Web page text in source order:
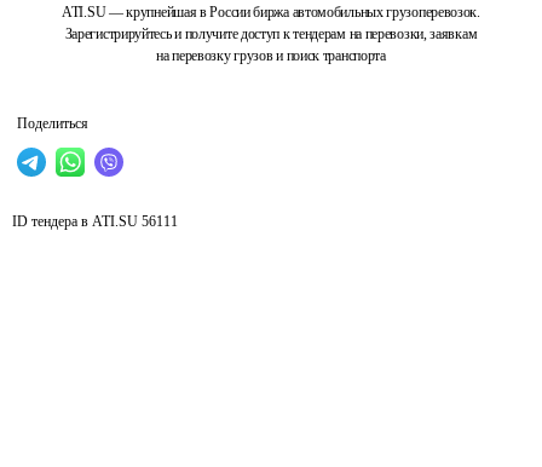
ATI.SU — крупнейшая в России биржа автомобильных грузоперевозок.
Зарегистрируйтесь и получите доступ к тендерам на перевозки, заявкам
на перевозку грузов и поиск транспорта
Поделиться
ID тендера в ATI.SU 56111